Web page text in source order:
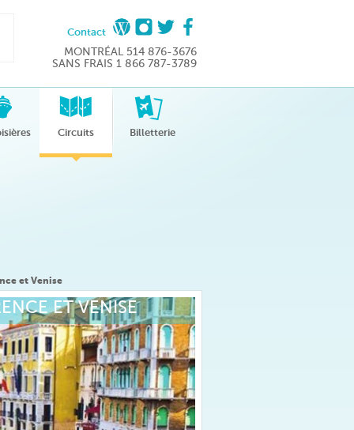
Contact
MONTRÉAL 514 876-3676
SANS FRAIS 1 866 787-3789
Circuits Billetterie
et Venise
ET VENISE